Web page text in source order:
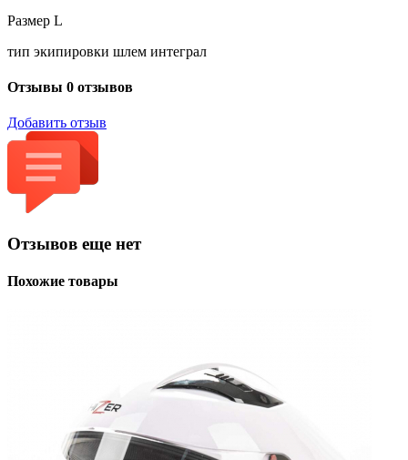
Размер L
тип экипировки шлем интеграл
Отзывы 0 отзывов
Добавить отзыв
Отзывов еще нет
Похожие товары